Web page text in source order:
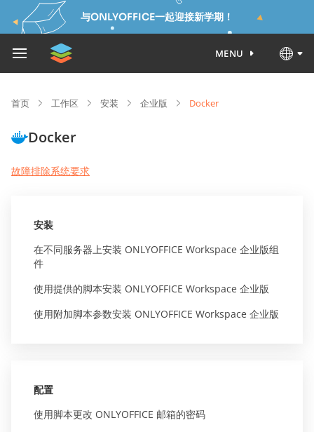
与ONLYOFFICE一起迎接新学期！
MENU
首页 工作区 安装 企业版 Docker
Docker
故障排除系统要求
安装
在不同服务器上安装 ONLYOFFICE Workspace 企业版组
件
使用提供的脚本安装 ONLYOFFICE Workspace 企业版
使用附加脚本参数安装 ONLYOFFICE Workspace 企业版
配置
使用脚本更改 ONLYOFFICE 邮箱的密码